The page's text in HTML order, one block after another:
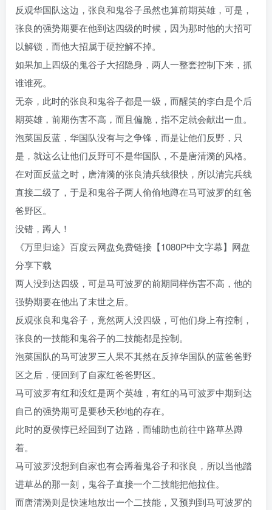
反观华国队这边，张良和鬼谷子虽然也算前期英雄，可是，
张良的强势期要在他到达四级的时候，因为那时他的大招可
以解锁，而他大招属于硬控解不掉。
如果加上四级的鬼谷子大招隐身，两人一整套控制下来，抓
谁谁死。
无奈，此时的张良和鬼谷子都是一级，而醒笑的李白是个后
期英雄，前期伤害不高，而且偏脆，指不定就会献出一血。
泡菜国反蓝，华国队没有与之争锋，而是让他们反野，只
是，就这么让他们反野可不是华国队，不是唐清漪的风格。
在对面反蓝之时，唐清漪的张良清兵线很快，所以清完兵线
直接二级了，于是和鬼谷子两人偷偷地蹲在马可波罗的红爸
爸野区。
没错，蹲人！
《万里归途》百度云网盘免费链接【1080P中文字幕】网盘
分享下载
两人没到达四级，可是马可波罗的前期同样伤害不高，他的
强势期要在他出了末世之后。
反观张良和鬼谷子，竟然两人没四级，可他们身上有控制，
张良的一技能和鬼谷子的二技能都是控制。
泡菜国队的马可波罗三人果不其然在反掉华国队的蓝爸爸野
区之后，便回到了自家红爸爸野区。
马可波罗有红和没红是两个英雄，有红的马可波罗中期到达
自己的强势期可是要秒天秒地的存在。
此时的夏侯惇已经回到了边路，而辅助也前往中路草丛蹲
着。
马可波罗没想到自家也有会蹲着鬼谷子和张良，所以当他踏
进草丛的那一刻，鬼谷子直接一个二技能把他拉住。
而唐清漪则是快速地放出一个二技能，又预判到马可波罗的